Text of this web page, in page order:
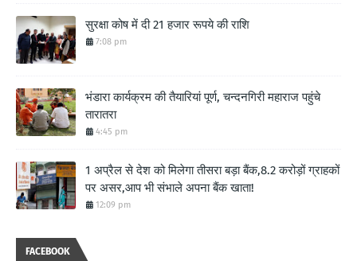
सुरक्षा कोष में दी 21 हजार रूपये की राशि
7:08 pm
भंडारा कार्यक्रम की तैयारियां पूर्ण, चन्दनगिरी महाराज पहुंचे
तारातरा
4:45 pm
1 अप्रैल से देश को मिलेगा तीसरा बड़ा बैंक,8.2 करोड़ों ग्राहकों
पर असर,आप भी संभाले अपना बैंक खाता!
12:09 pm
FACEBOOK